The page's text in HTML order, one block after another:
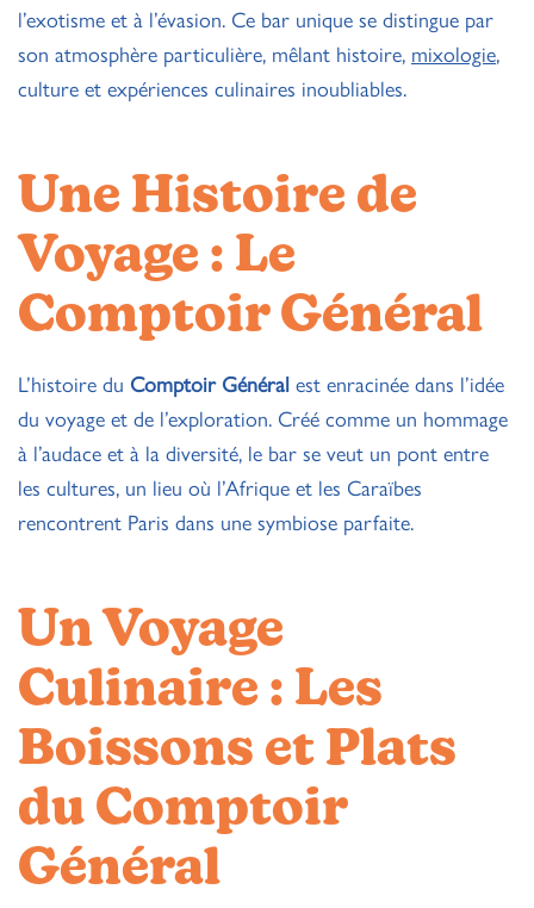
l’exotisme et à l’évasion. Ce bar unique se distingue par
son atmosphère particulière, mêlant histoire, mixologie,
culture et expériences culinaires inoubliables.
Une Histoire de
Voyage : Le
Comptoir Général
L’histoire du Comptoir Général est enracinée dans l’idée
du voyage et de l’exploration. Créé comme un hommage
à l’audace et à la diversité, le bar se veut un pont entre
les cultures, un lieu où l’Afrique et les Caraïbes
rencontrent Paris dans une symbiose parfaite.
Un Voyage
Culinaire : Les
Boissons et Plats
du Comptoir
Général